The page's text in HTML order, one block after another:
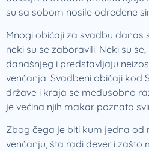
su sa sobom nosile određene
Mnogi običaji za svadbu danas
neki su se zaboravili. Neki su
današnjeg i predstavljaju
venčanja. Svadbeni običaji kod
države i kraja se međusobno
je većina njih makar poznato
Zbog čega je biti kum jedna od
venčanju, šta radi dever i zašto